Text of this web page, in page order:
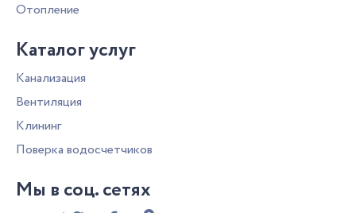
Отопление
Каталог услуг
Канализация
Вентиляция
Клининг
Поверка водосчетчиков
Мы в соц. сетях